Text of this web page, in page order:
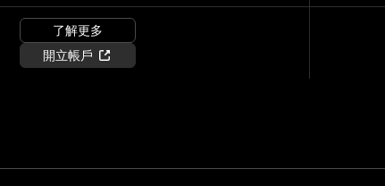
了解更多
開立帳戶